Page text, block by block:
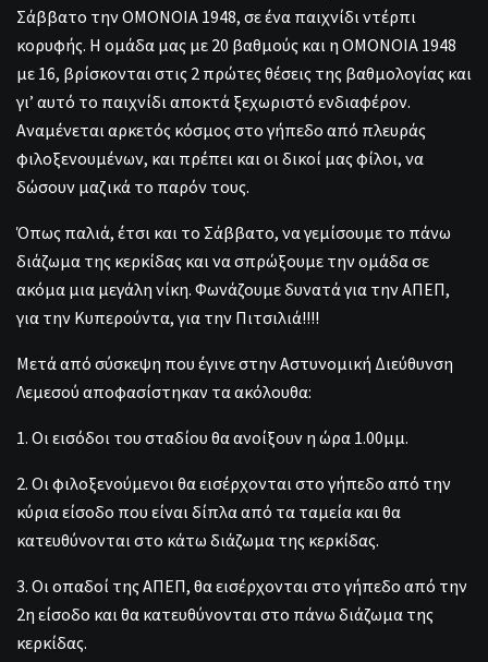
Σάββατο την ΟΜΟΝΟΙΑ 1948, σε ένα παιχνίδι ντέρπι
κορυφής. Η ομάδα μας με 20 βαθμούς και η ΟΜΟΝΟΙΑ 1948
με 16, βρίσκονται στις 2 πρώτες θέσεις της βαθμολογίας και
γι’ αυτό το παιχνίδι αποκτά ξεχωριστό ενδιαφέρον.
Αναμένεται αρκετός κόσμος στο γήπεδο από πλευράς
φιλοξενουμένων, και πρέπει και οι δικοί μας φίλοι, να
δώσουν μαζικά το παρόν τους.
Όπως παλιά, έτσι και το Σάββατο, να γεμίσουμε το πάνω
διάζωμα της κερκίδας και να σπρώξουμε την ομάδα σε
ακόμα μια μεγάλη νίκη. Φωνάζουμε δυνατά για την ΑΠΕΠ,
για την Κυπερούντα, για την Πιτσιλιά!!!!
Μετά από σύσκεψη που έγινε στην Αστυνομική Διεύθυνση
Λεμεσού αποφασίστηκαν τα ακόλουθα:
1. Οι εισόδοι του σταδίου θα ανοίξουν η ώρα 1.00μμ.
2. Οι φιλοξενούμενοι θα εισέρχονται στο γήπεδο από την
κύρια είσοδο που είναι δίπλα από τα ταμεία και θα
κατευθύνονται στο κάτω διάζωμα της κερκίδας.
3. Οι οπαδοί της ΑΠΕΠ, θα εισέρχονται στο γήπεδο από την
2η είσοδο και θα κατευθύνονται στο πάνω διάζωμα της
κερκίδας.